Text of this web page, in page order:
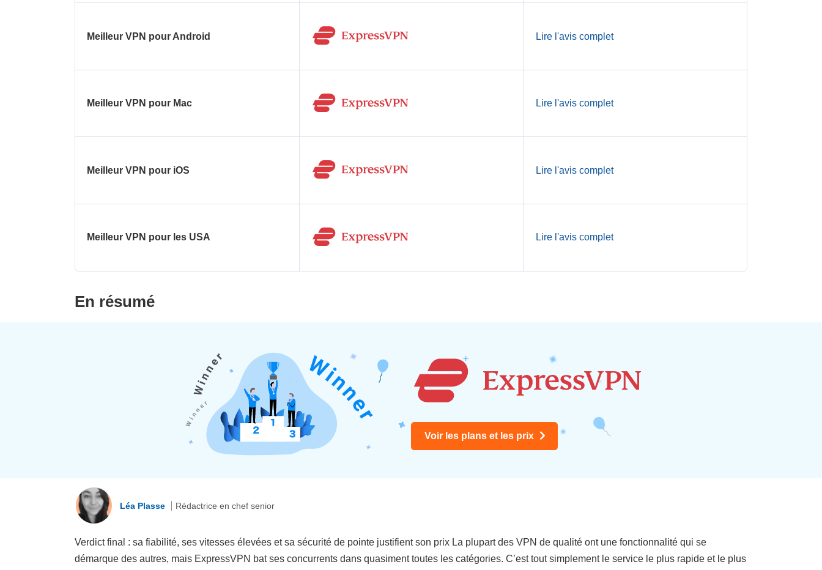
Meilleur VPN pour Android Lire l'avis complet
Meilleur VPN pour Mac Lire l'avis complet
Meilleur VPN pour iOS Lire l'avis complet
Meilleur VPN pour les USA Lire l'avis complet
En résumé
Voir les plans et les prix
Léa Plasse Rédactrice en chef senior
Verdict final : sa fiabilité, ses vitesses élevées et sa sécurité de pointe justifient son prix La plupart des VPN de qualité ont une fonctionnalité qui se
démarque des autres, mais ExpressVPN bat ses concurrents dans quasiment toutes les catégories. C’est tout simplement le service le plus rapide et le plus